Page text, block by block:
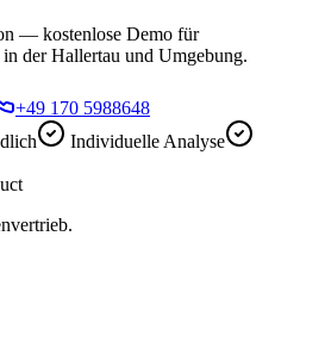
— kostenlose Demo für
der Hallertau und Umgebung.
+49 170 5988648
Individuelle Analyse